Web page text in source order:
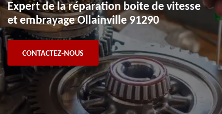
Expert de la réparation boite de vitesse
et embrayage Ollainville 91290
CONTACTEZ-NOUS